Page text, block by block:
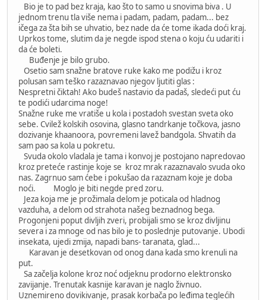
Bio je to pad bez kraja, kao što to samo u snovima biva . U
jednom trenu tla više nema i padam, padam, padam... bez
ičega za šta bih se uhvatio, bez nade da će tome ikada doći kraj.
Uprkos tome, slutim da je negde ispod stena o koju ću udariti i
da će boleti.
Buđenje je bilo grubo.
Osetio sam snažne bratove ruke kako me podižu i kroz
polusan sam teško razaznavao njegov ljutiti glas :
Nespretni čiktah! Ako budeš nastavio da padaš, sledeći put ću
te podići udarcima noge!
Snažne ruke me vratiše u kola i postadoh svestan sveta oko
sebe. Cvilež kolskih osovina, glasno tandrkanje točkova, jasno
dozivanje khaanoora, povremeni lavež bandgola. Shvatih da
sam pao sa kola u pokretu.
Svuda okolo vladala je tama i konvoj je postojano napredovao
kroz preteće rastinje koje se kroz mrak razaznavalo svuda oko
nas. Zagrnuo sam ćebe i pokušao da razaznam koje je doba
noći. Moglo je biti negde pred zoru.
Jeza koja me je prožimala delom je poticala od hladnog
vazduha, a delom od strahota našeg beznadnog bega.
Progonjeni poput divljih zveri, probijali smo se kroz divljinu
severa i za mnoge od nas bilo je to poslednje putovanje. Ubodi
insekata, ujedi zmija, napadi bans- taranata, glad...
Karavan je desetkovan od onog dana kada smo krenuli na
put.
Sa začelja kolone kroz noć odjeknu prodorno elektronsko
zavijanje. Trenutak kasnije karavan je naglo živnuo.
Uznemireno dovikivanje, prasak korbača po leđima teglećih